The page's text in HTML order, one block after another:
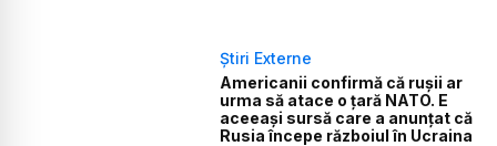
Știri Externe
Americanii confirmă că rușii ar
urma să atace o țară NATO. E
aceeași sursă care a anunțat că
Rusia începe războiul în Ucraina